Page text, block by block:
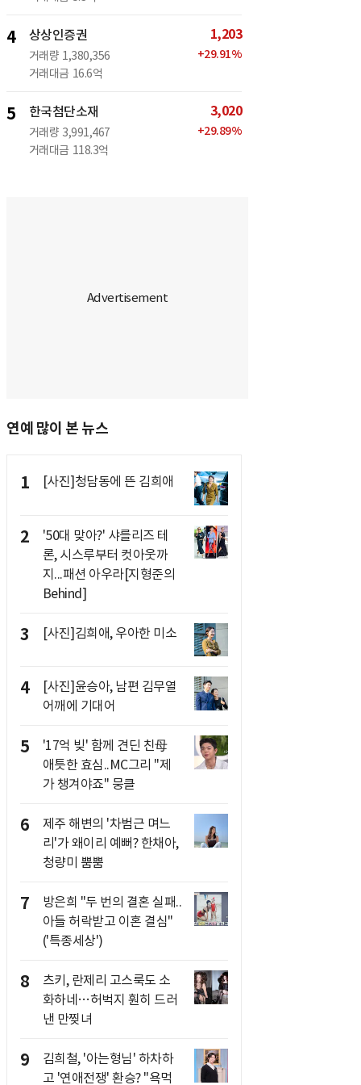
4 상상인증권
거래량 1,380,356
거래대금 16.6억
1,203
+29.91%
5 한국첨단소재
거래량 3,991,467
거래대금 118.3억
3,020
+29.89%
연예 많이 본 뉴스
1 [사진]청담동에 뜬 김희애
2
'50대 맞아?' 샤를리즈 테
론, 시스루부터 컷아웃까
지...패션 아우라[지형준의
Behind]
3 [사진]김희애, 우아한 미소
4
[사진]윤승아, 남편 김무열
어깨에 기대어
5
'17억 빚' 함께 견딘 친母
애틋한 효심..MC그리 "제
가 챙겨야죠" 뭉클
6
제주 해변의 '차범근 며느
리'가 왜이리 예뻐? 한채아,
청량미 뿜뿜
7
방은희 "두 번의 결혼 실패..
아들 허락받고 이혼 결심"
('특종세상')
8
츠키, 란제리 고스룩도 소
화하네…허벅지 훤히 드러
낸 만찢녀
9
김희철, '아는형님' 하차하
고 '연애전쟁' 환승? "욕먹